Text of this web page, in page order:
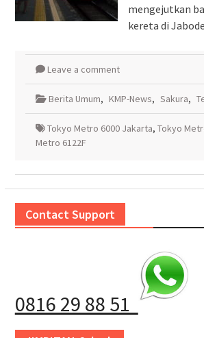
mengejutkan
kereta di
Leave a comment
Berita Umum, KMP-News, Sakura,
Tokyo Metro 6000 Jakarta, Tokyo
Metro 6122F
Contact Support
0816 29 88 51